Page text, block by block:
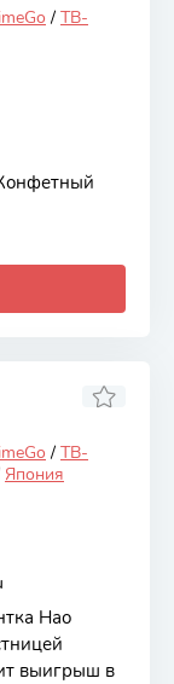
/ ТВ-
/ ТВ-
Япония
Нао
выигрыш в